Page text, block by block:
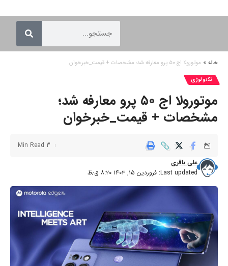
خانه » موتورولا اج ۵۰ پرو معارفه شد؛ مشخصات + قیمت_خبرخوان
تکنولوژی
موتورولا اج ۵۰ پرو معارفه شد؛
مشخصات + قیمت_خبرخوان
Last updated: فروردین ۱۵, ۱۴۰۳ ۸:۲۰ ق٫ظ
علی باقری
3 Min Read